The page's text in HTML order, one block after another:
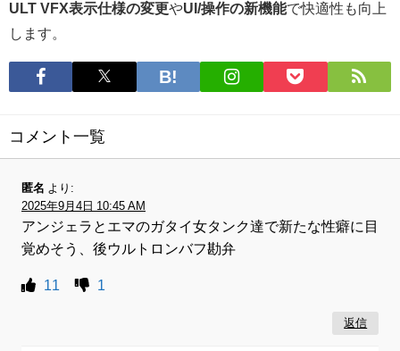
ULT VFX表示仕様の変更やUI/操作の新機能で快適性も向上
します。
コメント一覧
匿名 より:
2025年9月4日 10:45 AM
アンジェラとエマのガタイ女タンク達で新たな性癖に目
覚めそう、後ウルトロンバフ勘弁
11 1
返信